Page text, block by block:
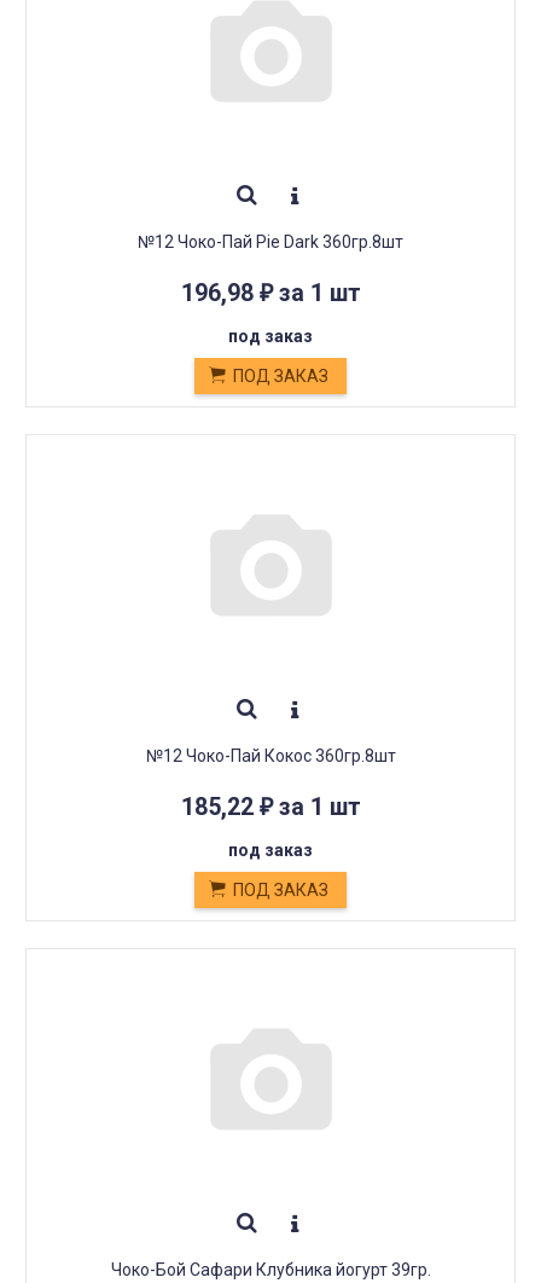
№12 Чоко-Пай Pie Dark 360гр.8шт
196,98 ₽за 1 шт
под заказ
ПОД ЗАКАЗ
№12 Чоко-Пай Кокос 360гр.8шт
185,22 ₽за 1 шт
под заказ
ПОД ЗАКАЗ
Чоко-Бой Сафари Клубника йогурт 39гр.